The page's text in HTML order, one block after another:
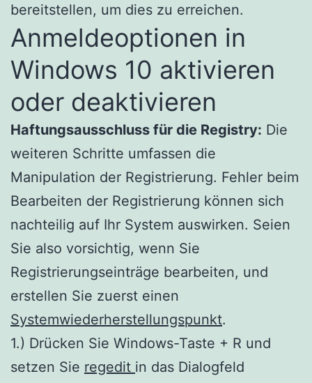
bereitstellen, um dies zu erreichen.
Anmeldeoptionen in
Windows 10 aktivieren
oder deaktivieren
Haftungsausschluss für die Registry: Die
weiteren Schritte umfassen die
Manipulation der Registrierung. Fehler beim
Bearbeiten der Registrierung können sich
nachteilig auf Ihr System auswirken. Seien
Sie also vorsichtig, wenn Sie
Registrierungseinträge bearbeiten, und
erstellen Sie zuerst einen
Systemwiederherstellungspunkt.
1.) Drücken Sie Windows-Taste + R und
setzen Sie regedit in das Dialogfeld